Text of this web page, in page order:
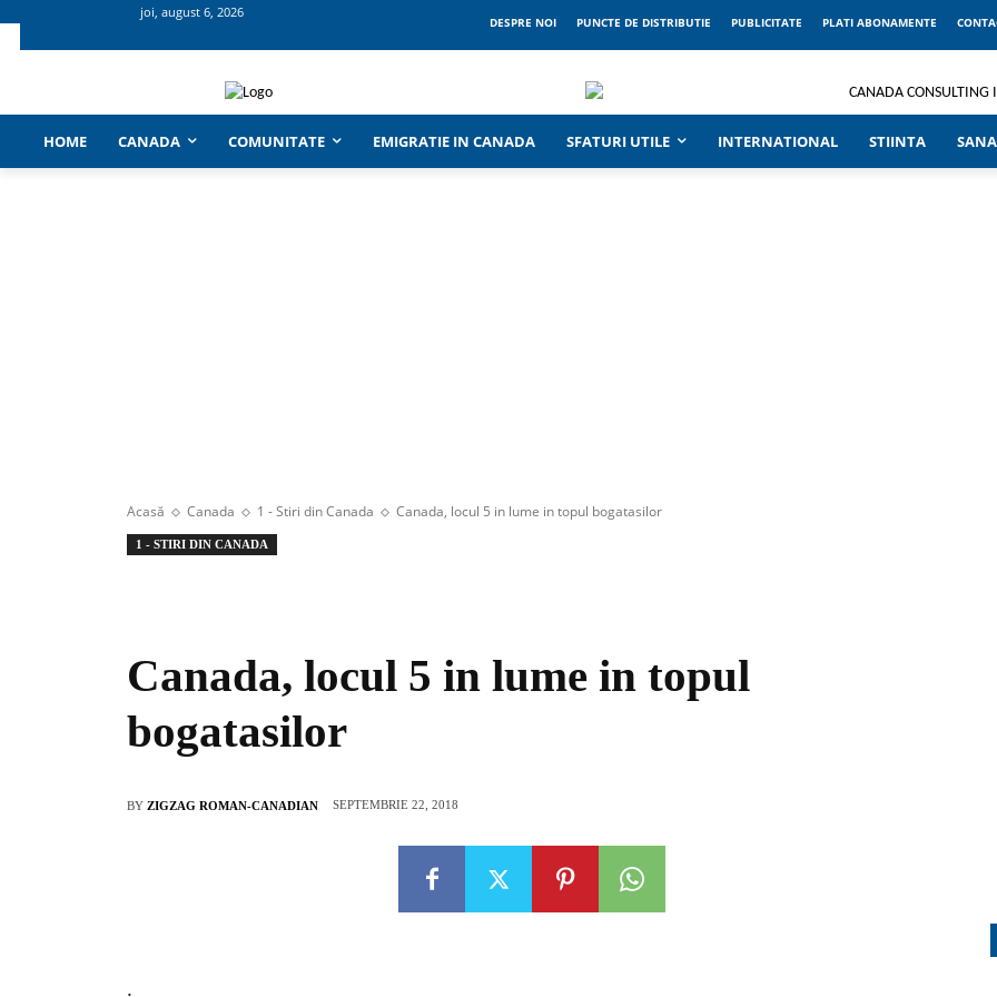
joi, august 6, 2026
DESPRE NOI PUNCTE DE DISTRIBUTIE PUBLICITATE PLATI ABONAMENTE
HOME CANADA COMUNITATE EMIGRATIE IN CANADA SFATURI UTILE INTERNATIONAL STIINTA
Acasă Canada 1 - Stiri din Canada Canada, locul 5 in lume in topul bogatasilor
1 - STIRI DIN CANADA
Canada, locul 5 in lume in topul
bogatasilor
BY ZIGZAG ROMAN-CANADIAN SEPTEMBRIE 22, 2018
.